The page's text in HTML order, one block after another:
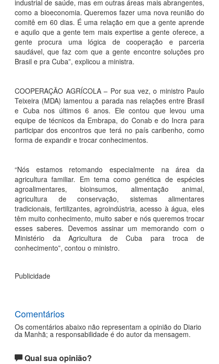
industrial de saúde, mas em outras áreas mais abrangentes,
como a bioeconomia. Queremos fazer uma nova reunião do
comitê em 60 dias. É uma relação em que a gente aprende
e aquilo que a gente tem mais expertise a gente oferece, a
gente procura uma lógica de cooperação e parceria
saudável, que faz com que a gente encontre soluções pro
Brasil e pra Cuba”, explicou a ministra.
COOPERAÇÃO AGRÍCOLA – Por sua vez, o ministro Paulo
Teixeira (MDA) lamentou a parada nas relações entre Brasil
e Cuba nos últimos 6 anos. Ele contou que levou uma
equipe de técnicos da Embrapa, do Conab e do Incra para
participar dos encontros que terá no país caribenho, como
forma de expandir e trocar conhecimentos.
“Nós estamos retomando especialmente na área da
agricultura familiar. Em tema como genética de espécies
agroalimentares, bioinsumos, alimentação animal,
agricultura de conservação, sistemas alimentares
tradicionais, fertilizantes, agroindústria, acesso à água, eles
têm muito conhecimento, muito saber e nós queremos trocar
esses saberes. Devemos assinar um memorando com o
Ministério da Agricultura de Cuba para troca de
conhecimento”, contou o ministro.
Publicidade
Comentários
Os comentários abaixo não representam a opinião do Diario
da Manhã; a responsabilidade é do autor da mensagem.
Qual sua opinião?